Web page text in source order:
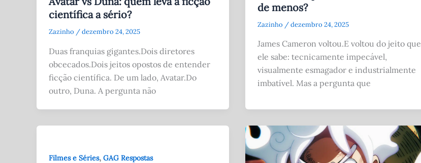
científica a sério?
Zazinho /dezembro 24, 2025
Duas franquias gigantes.Dois diretores
obcecados.Dois jeitos opostos de entender
ficção científica. De um lado, Avatar.Do
outro, Duna. A pergunta não
de menos?
Zazinho /dezembro 24, 2025
James Cameron voltou.E voltou do jeito que
ele sabe: tecnicamente impecável,
visualmente esmagador e industrialmente
imbatível. Mas a pergunta que
Filmes e Séries, GAG Respostas